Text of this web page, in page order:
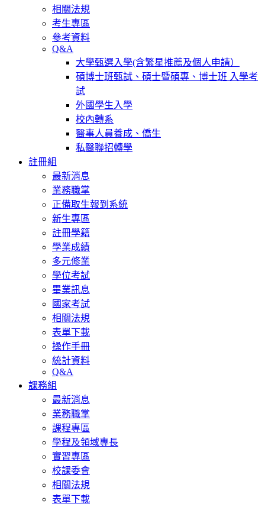
相關法規
考生專區
參考資料
Q&A
大學甄選入學(含繁星推薦及個人申請）
碩博士班甄試、碩士暨碩專、博士班 入學考
試
外國學生入學
校內轉系
醫事人員養成、僑生
私醫聯招轉學
註冊組
最新消息
業務職掌
正備取生報到系統
新生專區
註冊學籍
學業成績
多元修業
學位考試
畢業訊息
國家考試
相關法規
表單下載
操作手冊
統計資料
Q&A
課務組
最新消息
業務職掌
課程專區
學程及領域專長
實習專區
校課委會
相關法規
表單下載